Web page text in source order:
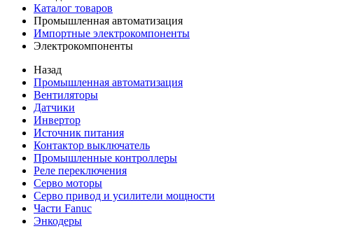
Каталог товаров
Промышленная автоматизация
Импортные электрокомпоненты
Электрокомпоненты
Назад
Промышленная автоматизация
Вентиляторы
Датчики
Инвертор
Источник питания
Контактор выключатель
Промышленные контроллеры
Реле переключения
Серво моторы
Серво привод и усилители мощности
Части Fanuc
Энкодеры